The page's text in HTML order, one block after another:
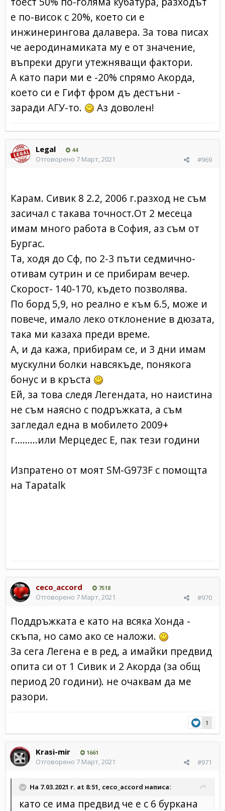
е по-висок с 20%, което си е
инжинерингова далавера. За това писах
че аеродинамиката му е от значение,
въпреки други утежняващи фактори.
A като пари ми е -20% спрямо Акорда,
което си е Гифт фром дъ дестъни -
заради АГУ-то.
Аз доволен!
Legal 44
#969
Отговорено 7 Март, 2021
Карам. Сивик 8 2.2, 2006 г.разход не съм
засичал с такава точност.От 2 месеца
имам много работа в София, аз съм от
Бургас.
Та, ходя до Сф, по 2-3 пъти седмично-
отивам сутрин и се прибирам вечер.
Скорост- 140-170, където позволява.
По борд 5,9, но реално е към 6.5, може и
повече, имало леко отклонение в дюзата,
така ми казаха преди време.
А, и да кажа, прибирам се, и 3 дни имам
мускулни болки навсякъде, понякога
бонус и в кръста
Ей, за това следя Легендата, но наистина
не съм наясно с подръжката, а съм
загледал една в мобилето 2009+
г.........или Мерцедес E, пак тези години
Изпратено от моят SM-G973F с помощта
на Tapatalk
ceco_accord 7518
#970
Отговорено 7 Март, 2021
Поддръжката е като на всяка Хонда -
скъпа, но само ако се наложи.
За сега Легена е в ред, а имайки предвид
опита си от 1 Сивик и 2 Акорда (за общ
период 20 години). не очаквам да ме
разори.
1
Krasi-mir 1661
#971
Отговорено 7 Март, 2021
На 7.03.2021 г. at 8:51, ceco_accord написа:
като се има предвид че е с 6 буркана